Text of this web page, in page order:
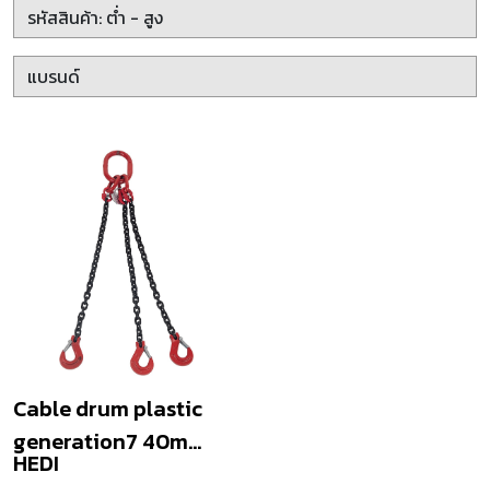
HEDI
Cable drum plastic
generation7 40m
BQ1,5